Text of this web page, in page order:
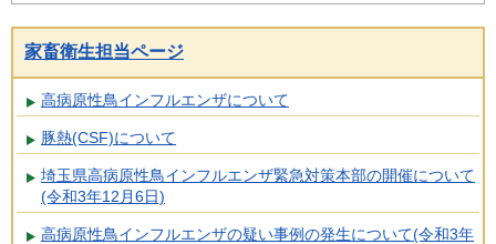
家畜衛生担当ページ
高病原性鳥インフルエンザについて
豚熱(CSF)について
埼玉県高病原性鳥インフルエンザ緊急対策本部の開催について
(令和3年12月6日)
高病原性鳥インフルエンザの疑い事例の発生について(令和3年